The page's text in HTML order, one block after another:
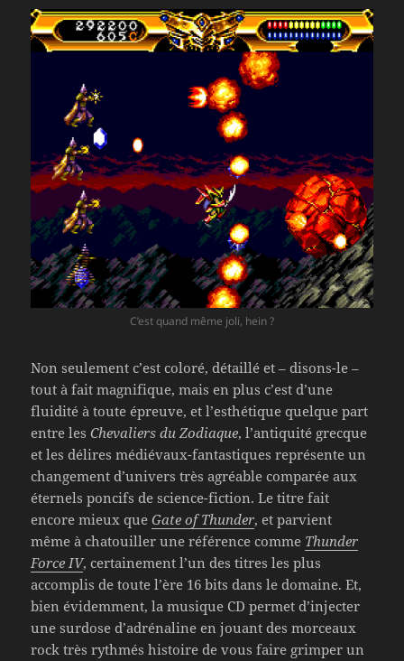
C’est quand même joli, hein ?
Non seulement c’est coloré, détaillé et – disons-le –
tout à fait magnifique, mais en plus c’est d’une
fluidité à toute épreuve, et l’esthétique quelque part
entre lesChevaliers du Zodiaque, l’antiquité grecque
et les délires médiévaux-fantastiques représente un
changement d’univers très agréable comparée aux
éternels poncifs de science-fiction. Le titre fait
encore mieux queGate of Thunder, et parvient
même à chatouiller une référence comme Thunder
Force IV, certainement l’un des titres les plus
accomplis de toute l’ère 16 bits dans le domaine. Et,
bien évidemment, la musique CD permet d’injecter
une surdose d’adrénaline en jouant des morceaux
rock très rythmés histoire de vous faire grimper un